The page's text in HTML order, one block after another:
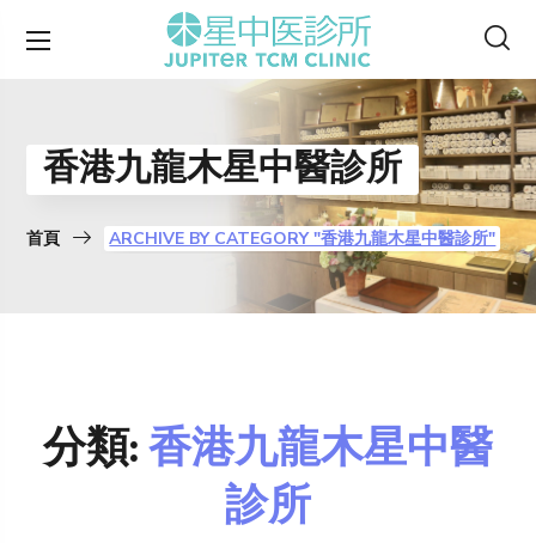
香港九龍木星中醫診所
首頁 ARCHIVE BY CATEGORY "香港九龍木星中醫診所"
分類:香港九龍木星中醫
診所